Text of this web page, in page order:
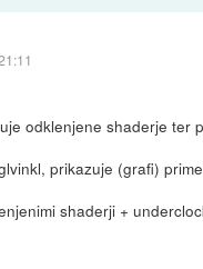
odklenjene shaderje ter
prikazuje (grafi)
shaderji +